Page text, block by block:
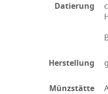
Datierung
Herstellung
Münzstätte